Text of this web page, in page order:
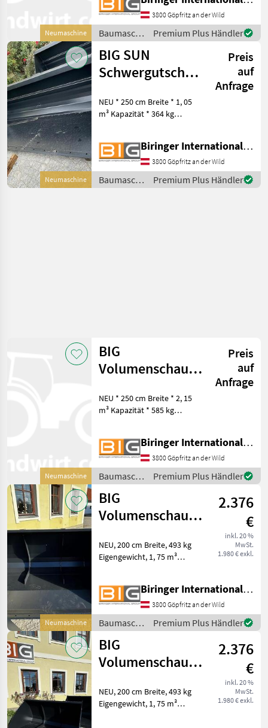
Neumaschine
sind Beispielfotos!
Baumaschinen Schaufel
und Löffel
3800 Göpfritz an der Wild
Baumaschinen
/ BIG
Premium Plus Händler
Neumaschine
BIG SUN
Schwergutschaufel
Aufnahme
Preis
auf
Anfrage
NEU * 250 cm Breite * 1, 05
m³ Kapazität * 364 kg
Hardox Schürfleiste 150 x 16
mm, Abmessungen: 250 x
125 x 80 cm Foto
Biringer International GmbH
3800 Göpfritz an der Wild
Baumaschinen
/ BIG
Premium Plus Händler
Neumaschine
BIG
Volumenschaufel
Aufnahme
Preis
auf
Anfrage
NEU * 250 cm Breite * 2, 15
m³ Kapazität * 585 kg
Beispiel! Baumaschinen
Schaufel und Löffel
Biringer International GmbH
3800 Göpfritz an der Wild
Baumaschinen
/ BIG
Premium Plus Händler
Neumaschine
BIG
Volumenschaufel
Manitou
Aufnahme
2.376
€
inkl. 20 %
MwSt.
1.980 € exkl.
NEU, 200 cm Breite, 493 kg
Eigengewicht, 1, 75 m³
Baumaschinen Schaufel
und Löffel
Biringer International GmbH
3800 Göpfritz an der Wild
Baumaschinen
/ BIG
Premium Plus Händler
BIG
Volumenschaufel
Merlo ZM2
Aufnahm
2.376
€
inkl. 20 %
MwSt.
1.980 € exkl.
NEU, 200 cm Breite, 493 kg
Eigengewicht, 1, 75 m³